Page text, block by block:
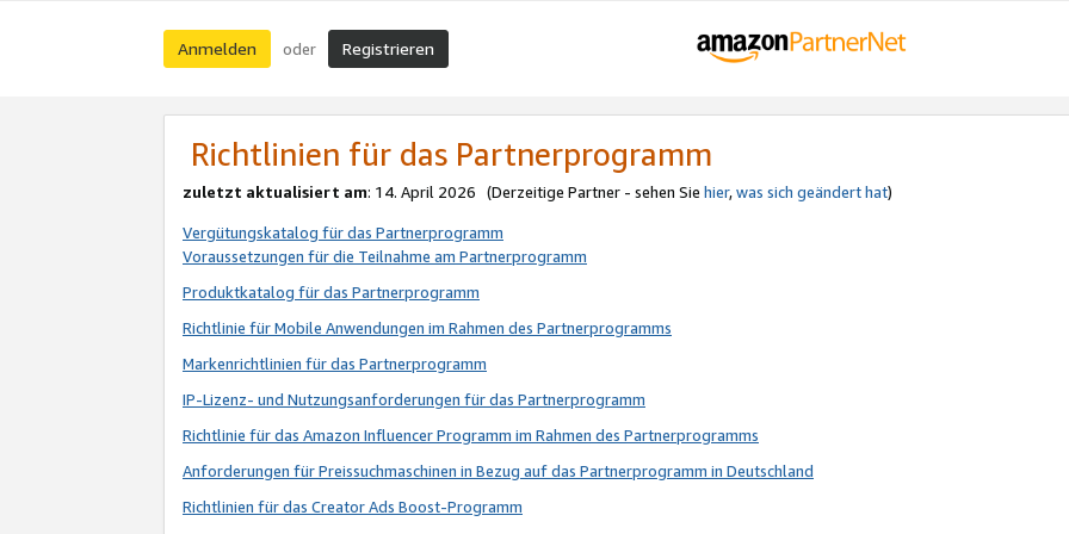
Anmelden oder Registrieren
Richtlinien für das Partnerprogramm
zuletzt aktualisiert am: 14. April 2026 (Derzeitige Partner - sehen Sie hier,was sich geändert hat)
Vergütungskatalog für das Partnerprogramm
Voraussetzungen für die Teilnahme am Partnerprogramm
Produktkatalog für das Partnerprogramm
Richtlinie für Mobile Anwendungen im Rahmen des Partnerprogramms
Markenrichtlinien für das Partnerprogramm
IP-Lizenz- und Nutzungsanforderungen für das Partnerprogramm
Richtlinie für das Amazon Influencer Programm im Rahmen des Partnerprogramms
Anforderungen für Preissuchmaschinen in Bezug auf das Partnerprogramm in Deutschland
Richtlinien für das Creator Ads Boost-Programm